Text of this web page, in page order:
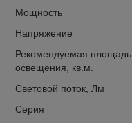
Мощность
Напряжение
Рекомендуемая площадь
освещения, кв.м.
Световой поток, Лм
Серия